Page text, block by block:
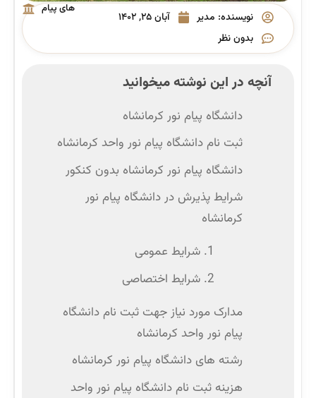
نویسنده: مدیر
آبان ۲۵, ۱۴۰۲
بدون نظر
های پیام
آنچه در این نوشته میخوانید
دانشگاه پیام نور کرمانشاه
ثبت نام دانشگاه پیام نور واحد کرمانشاه
دانشگاه پیام نور کرمانشاه بدون کنکور
شرایط پذیرش در دانشگاه پیام نور
کرمانشاه
1. شرایط عمومی
2. شرایط اختصاصی
مدارک مورد نیاز جهت ثبت نام دانشگاه
پیام نور واحد کرمانشاه
رشته های دانشگاه پیام نور کرمانشاه
هزینه ثبت نام دانشگاه پیام نور واحد